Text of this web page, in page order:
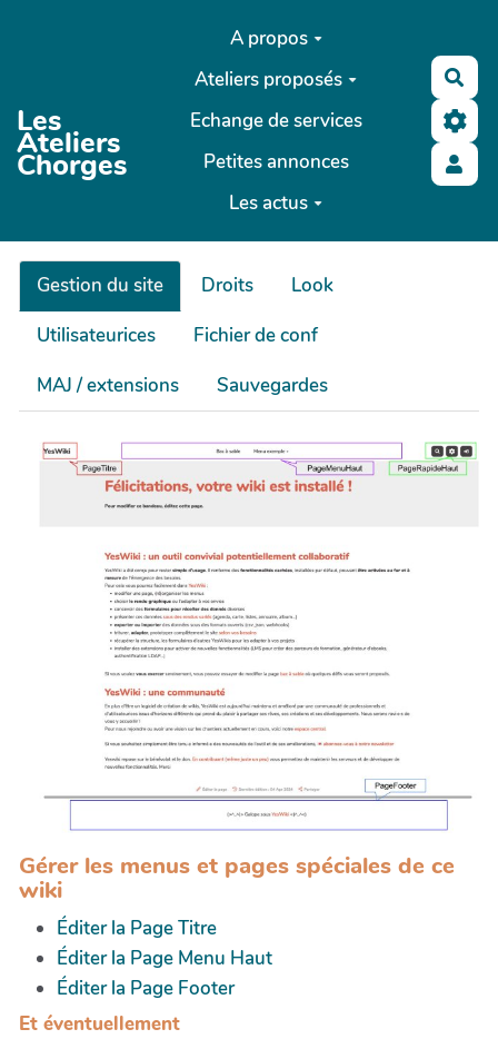
Aller au contenu principal
Les
Ateliers
Chorges
A propos
Ateliers proposés
Echange de services
Petites annonces
Les actus
Gestion du site Droits
Look
Utilisateurices
Fichier de conf
MAJ / extensions
Sauvegardes
Gérer les menus et pages spéciales de ce
wiki
Éditer la Page Titre
Éditer la Page Menu Haut
Éditer la Page Footer
Et éventuellement